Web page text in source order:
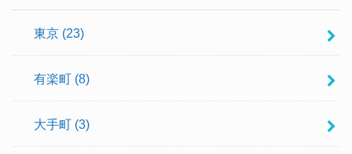
東京 (23)
有楽町 (8)
大手町 (3)